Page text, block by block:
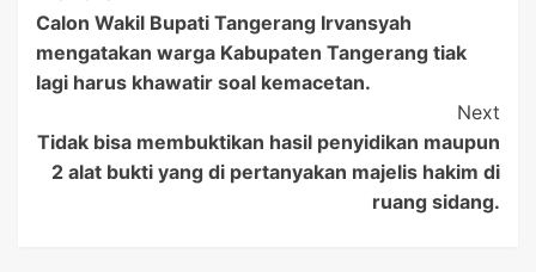
Navigation
Calon Wakil Bupati Tangerang Irvansyah
mengatakan warga Kabupaten Tangerang tiak
lagi harus khawatir soal kemacetan.
Next
Tidak bisa membuktikan hasil penyidikan maupun
2 alat bukti yang di pertanyakan majelis hakim di
ruang sidang.